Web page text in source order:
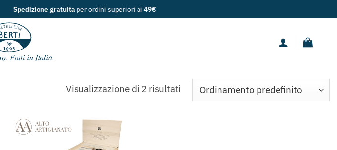
per ordini superiori ai49€
Visualizzazione di 2 risultati